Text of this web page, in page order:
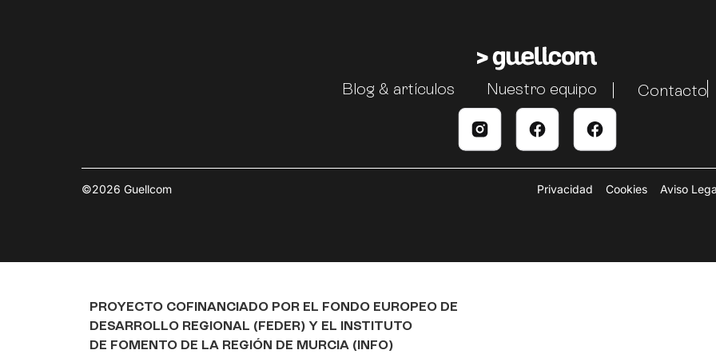
Blog & artículos Nuestro equipo Contacto
©2026 Guellcom Privacidad Cookies Aviso
PROYECTO COFINANCIADO POR EL FONDO EUROPEO DE
DESARROLLO REGIONAL (FEDER) Y EL INSTITUTO
DE FOMENTO DE LA REGIÓN DE MURCIA (INFO)